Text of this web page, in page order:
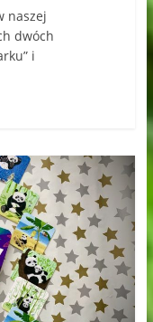
naszej
dwóch
i